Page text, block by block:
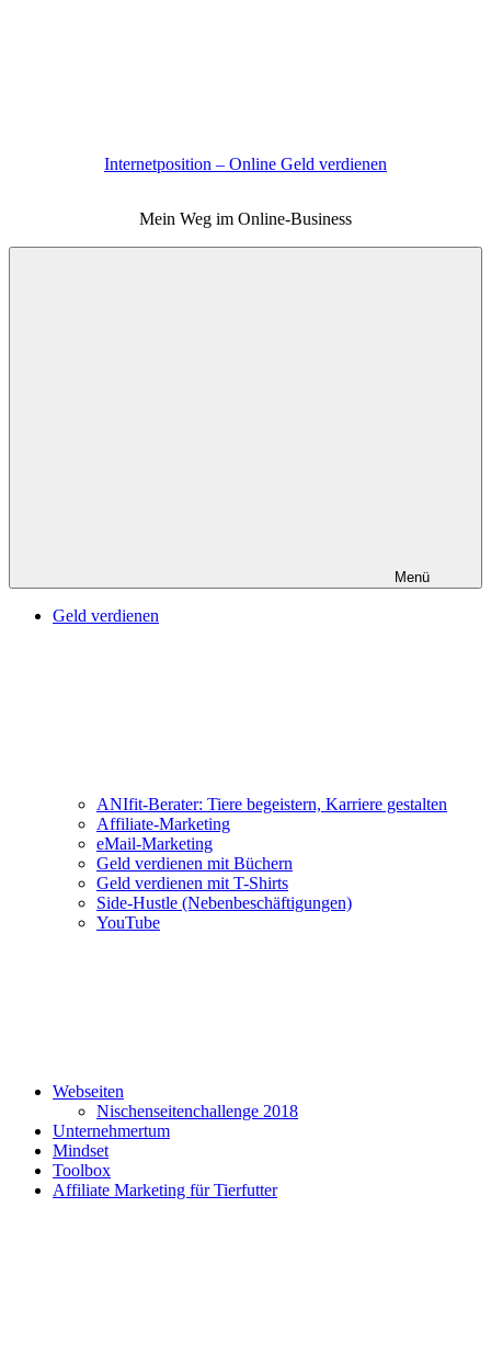
Internetposition – Online Geld verdienen
Mein Weg im Online-Business
Menü
Geld verdienen
ANIfit-Berater: Tiere begeistern, Karriere gestalten
Affiliate-Marketing
eMail-Marketing
Geld verdienen mit Büchern
Geld verdienen mit T-Shirts
Side-Hustle (Nebenbeschäftigungen)
YouTube
Webseiten
Nischenseitenchallenge 2018
Unternehmertum
Mindset
Toolbox
Affiliate Marketing für Tierfutter